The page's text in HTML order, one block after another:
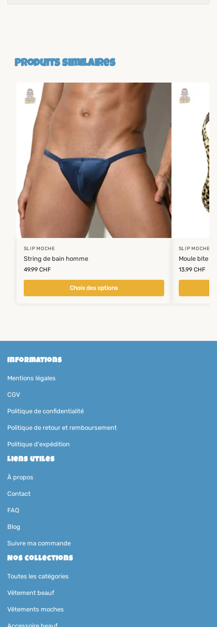
Produits similaires
SLIP MOCHE
String de bain homme
49.99 CHF
Choix des options
SLIP MOCHE
Moule bite
13.99 CHF
Informations
Mentions légales
CGV
Politique de confidentialité
Politique de retour et remboursement
Politique d'expédition
Liens utiles
À propos
Contact
FAQ
Blog
Suivre ma commande
Nos collections
Toutes les catégories
Vêtement beauf
Vêtements moches